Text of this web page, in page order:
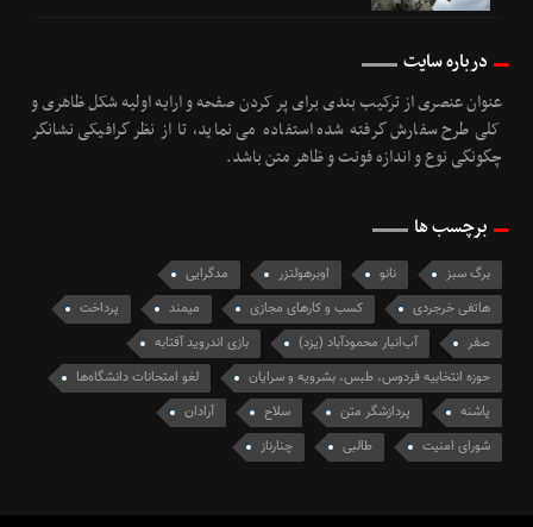
درباره سایت
عنوان عنصری از ترکیب بندی برای پر کردن صفحه و ارایه اولیه شکل ظاهری و
کلی طرح سفارش گرفته شده استفاده می نماید، تا از نظر گرافیکی نشانگر
چگونگی نوع و اندازه فونت و ظاهر متن باشد.
برچسب ها
برگ سبز نانو اوبرهولتزر
مدگرایی
هاتفی خرجردی
کسب و کارهای مجازی میمند
پرداخت
صفر
آب‌انبار محمودآباد (یزد)
بازی اندروید آفتابه
حوزه انتخابیه فردوس، طبس، بشرویه و سرایان
لغو امتحانات دانشگا‌ه‌ها
پاشنه
پردازشگر متن سلاح
آرادان
شورای امنیت
طالبی چنارناز